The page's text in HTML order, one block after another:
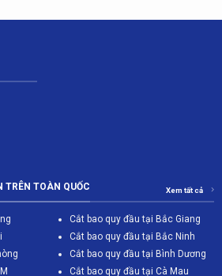
TRÊN TOÀN QUỐC
Xem tất cả
Cắt bao quy đầu tại Bắc Giang
Cắt bao quy đầu tại Bắc Ninh
Cắt bao quy đầu tại Bình Dương
Cắt bao quy đầu tại Cà Mau